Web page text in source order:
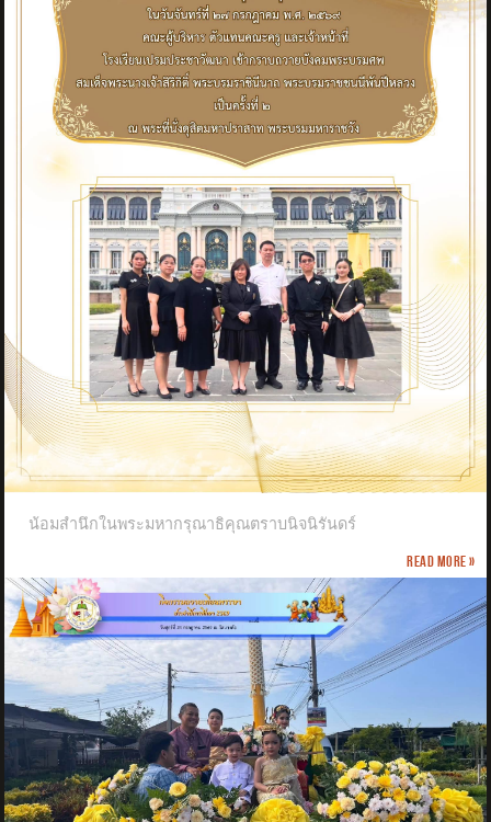
น้อมสำนึกในพระมหากรุณาธิคุณตราบนิจนิรันดร์
Read more »